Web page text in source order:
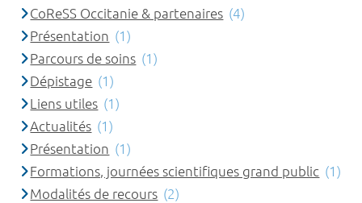
CoReSS Occitanie & partenaires (4)
Présentation (1)
Parcours de soins (1)
Dépistage (1)
Liens utiles (1)
Actualités (1)
Présentation (1)
Formations, journées scientifiques grand public (1)
Modalités de recours (2)